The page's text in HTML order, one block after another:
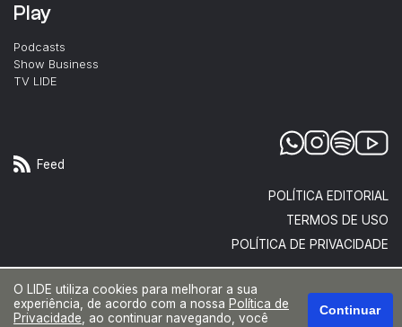
Play
Podcasts
Show Business
TV LIDE
Feed
POLÍTICA EDITORIAL
TERMOS DE USO
POLÍTICA DE PRIVACIDADE
O LIDE utiliza cookies para melhorar a sua
experiência, de acordo com a nossa Política de
Privacidade , ao continuar navegando, você
Continuar